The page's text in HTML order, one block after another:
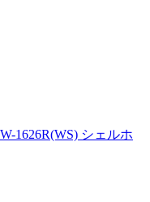
1626R(WS) シェルホ